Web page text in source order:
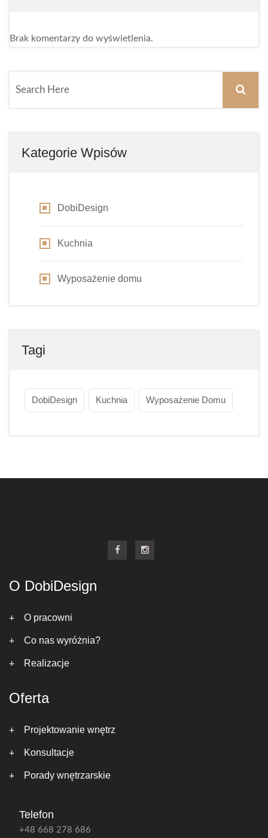
Brak komentarzy do wyświetlenia.
Kategorie Wpisów
DobiDesign
Kuchnia
Wyposażenie domu
Tagi
DobiDesign Kuchnia Wyposażenie Domu
O DobiDesign
O pracowni
Co nas wyróżnia?
Realizacje
Oferta
Projektowanie wnętrz
Konsultacje
Porady wnętrzarskie
Telefon
+48 668 278 686